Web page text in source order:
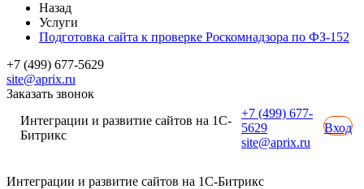
Назад
Услуги
Подготовка сайта к проверке Роскомнадзора по ФЗ-152
+7 (499) 677-5629
site@aprix.ru
Заказать звонок
Интеграции и развитие сайтов на 1С-
Битрикс
+7 (499) 677-
5629
site@aprix.ru
Вход
Интеграции и развитие сайтов на 1С-Битрикс